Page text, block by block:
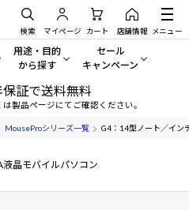
検索 マイページ カート 店舗情報 メニュー
べてみる
用途・目的
から探す
一般向けパソコン
ゲーミングPC・ゲーム向けパソコン
クリエイティブ向け
セール
キャンペーン
セール・キャンペー
期間限定セール
証で送料無料
製品ページにてご確認ください。
MouseProシリーズ一覧 G4：14型ノート／イン
晶モバイルパソコン